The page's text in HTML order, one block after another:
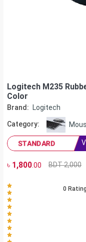
Logitech M235
Color
Brand: Logitech
Category:
STANDARD
৳ 1,800.00 BDT 2,000
0